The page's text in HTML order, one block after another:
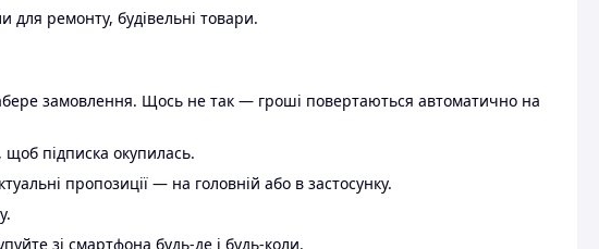
для ремонту, будівельні товари.
замовлення. Щось не так — гроші повертаються автоматично на
щоб підписка окупилась.
пропозиції — на головній або в застосунку.
зі смартфона будь-де і будь-коли.